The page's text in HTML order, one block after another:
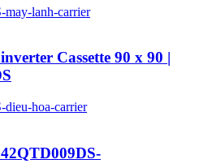
Cassette 90 x 90 |